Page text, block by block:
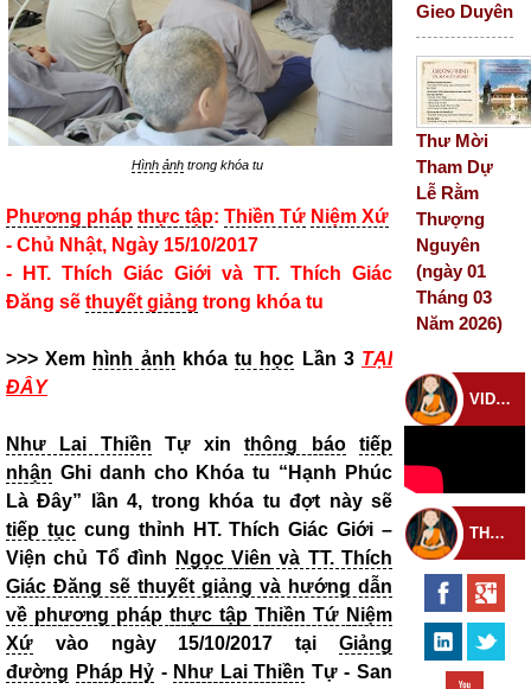
Hình ảnh trong khóa tu
Phương pháp thực tập: Thiền Tứ Niệm Xứ
- Chủ Nhật, Ngày 15/10/2017
- HT. Thích Giác Giới và TT. Thích Giác
Đăng sẽ thuyết giảng trong khóa tu
>>> Xem hình ảnh khóatu học Lần 3 TẠI
ĐÂY
Như Lai Thiền Tự xinthông báo
tiếp
nhận Ghi danh cho Khóa tu “Hạnh Phúc
Là Đây” lần 4, trong khóa tu đợt này sẽ
tiếp tụccung thỉnh HT. Thích Giác Giới –
Viện chủ Tổ đình
Ngọc Viên và TT. Thích
Giác Đăng sẽ thuyết giảng và hướng dẫn
về phương pháp thực tập Thiền Tứ Niệm
Xứ vào ngày 15/10/2017 tại Giảng
đường Pháp Hỷ - Như Lai Thiền Tự - San
Gieo Duyên
Thư Mời
Tham Dự
Lễ Rằm
Thượng
Nguyên
(ngày 01
Tháng 03
Năm 2026)
VIDEO CHÙA
THEO DÕI THIỀN TỰ